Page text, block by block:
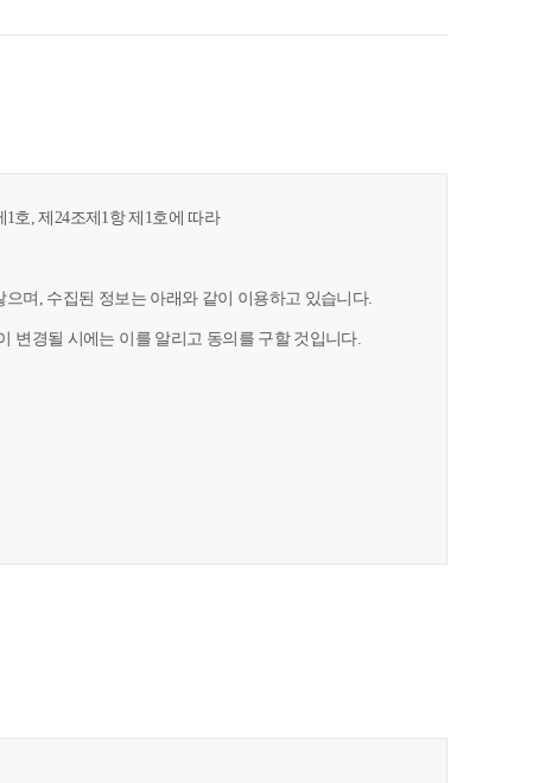
호, 제24조제1항 제1호에 따라
며, 수집된 정보는 아래와 같이 이용하고 있습니다.
변경될 시에는 이를 알리고 동의를 구할 것입니다.